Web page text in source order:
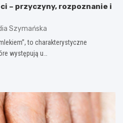
– przyczyny, rozpoznanie i
Szymańska
to charakterystyczne
występują u…